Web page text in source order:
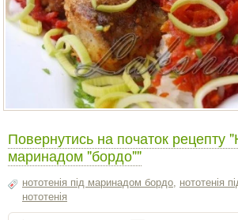
Повернутись на початок рецепту
маринадом "бордо""
нототенія під маринадом бордо нототенія
нототенія